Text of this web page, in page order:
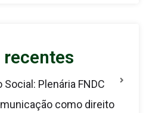
Plenária FNDC
como direito